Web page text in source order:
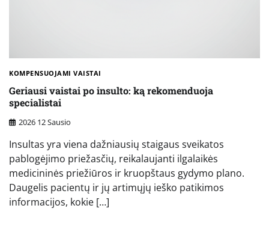
KOMPENSUOJAMI VAISTAI
Geriausi vaistai po insulto: ką rekomenduoja
specialistai
2026 12 Sausio
Insultas yra viena dažniausių staigaus sveikatos
pablogėjimo priežasčių, reikalaujanti ilgalaikės
medicininės priežiūros ir kruopštaus gydymo plano.
Daugelis pacientų ir jų artimųjų ieško patikimos
informacijos, kokie […]